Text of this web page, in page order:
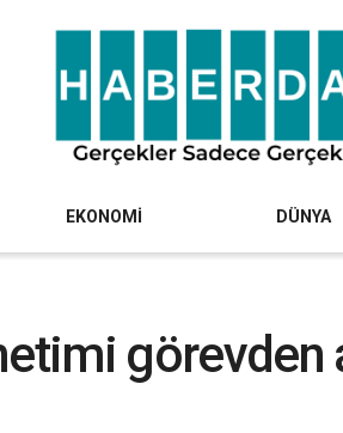
EKONOMİ DÜNYA
görevden